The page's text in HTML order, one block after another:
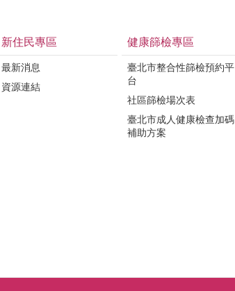
新住民專區
最新消息
資源連結
健康篩檢專區
臺北市整合性篩檢預約平
台
社區篩檢場次表
臺北市成人健康檢查加碼
補助方案